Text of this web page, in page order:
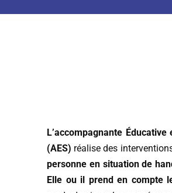
L’accompagnante
(AES) réalise des
personne en situation de
Elle ou il prend en compte